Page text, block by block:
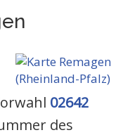
02642
des